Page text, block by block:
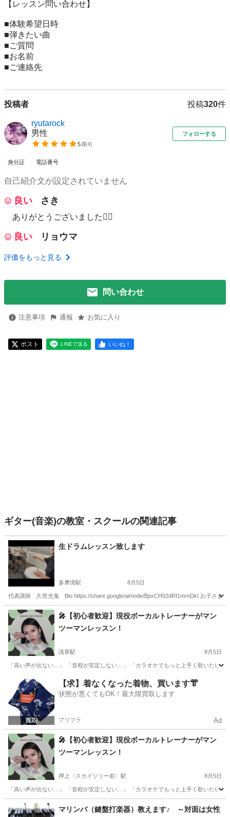
【レッスン問い合わせ】
■体験希望日時
■弾きたい曲
■ご質問
■お名前
■ご連絡先
投稿者 投稿320件
ryutarock
男性
5.0(4)
フォローする
身分証 電話番号
自己紹介文が設定されていません
良い さき
ありがとうございました🙇‍♀️
良い リョウマ
評価をもっと見る
問い合わせ
注意事項 通報 お気に入り
ポスト LINEで送る いいね！
ギター(音楽)の教室・スクールの関連記事
生ドラムレッスン致します
多摩境駅 8月5日
代表講師 久世光鬼 Bio https://share.google/aimode/BpxCH02dRI1mrnDkI お子さま
東京 八王子市 多摩境駅 ドラム 夏休み
🎤【初心者歓迎】現役ボーカルトレーナーがマン
ツーマンレッスン！
浅草駅 8月5日
「高い声が出ない…」 「音程が安定しない…」 「カラオケでもっと上手く歌いたい
東京 台東区 浅草駅 ボーカル レッスン
【求】着なくなった着物、買います👘
状態が悪くてもOK！最大限買取します
プリフラ Ad
🎤【初心者歓迎】現役ボーカルトレーナーがマン
ツーマンレッスン！
押上〈スカイツリー前〉駅 8月5日
「高い声が出ない…」 「音程が安定しない…」 「カラオケでもっと上手く歌いたい
墨田区 押上〈スカイツリー前〉駅 ボーカル レッスン
マリンバ（鍵盤打楽器）教えます♪ ～対面は女性